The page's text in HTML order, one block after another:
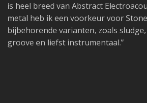
is heel breed van Abstract
metal heb ik een voorkeur voor
bijbehorende varianten, zoals
groove en liefst instrumentaal.”